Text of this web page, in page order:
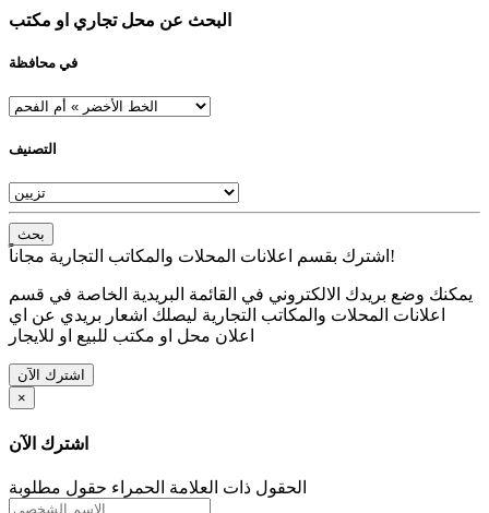
البحث عن محل تجاري او مكتب
في محافظة
التصنيف
بحث
اشترك بقسم اعلانات المحلات والمكاتب التجارية مجاناً!
يمكنك وضع بريدك الالكتروني في القائمة البريدية الخاصة في قسم
اعلانات المحلات والمكاتب التجارية ليصلك اشعار بريدي عن اي
اعلان محل او مكتب للبيع او للايجار
اشترك الآن
×
اشترك الآن
الحقول ذات العلامة الحمراء حقول مطلوبة